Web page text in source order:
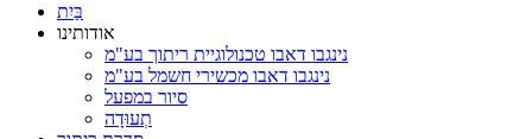
בַּיִת
אודותינו
נינגבו דאבו טכנולוגיית ריתוך בע"מ
נינגבו דאבו מכשירי חשמל בע"מ
סיור במפעל
תְעוּדָה